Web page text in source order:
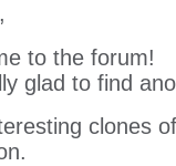
to the forum!
glad to find
clones